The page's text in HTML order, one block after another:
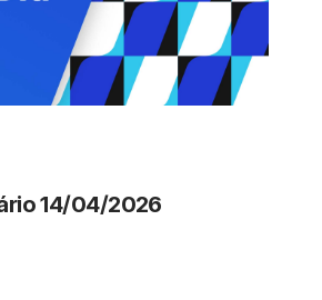
14/04/2026